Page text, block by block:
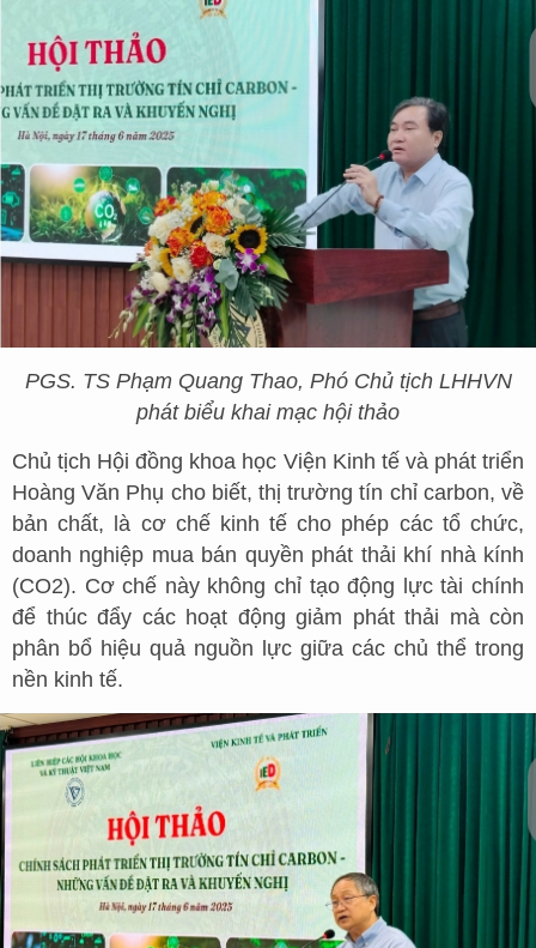
PGS. TS Phạm Quang Thao, Phó Chủ tịch LHHVN
phát biểu khai mạc hội thảo
Chủ tịch Hội đồng khoa học Viện Kinh tế và phát triển
Hoàng Văn Phụ cho biết, thị trường tín chỉ carbon, về
bản chất, là cơ chế kinh tế cho phép các tổ chức,
doanh nghiệp mua bán quyền phát thải khí nhà kính
(CO2). Cơ chế này không chỉ tạo động lực tài chính
để thúc đẩy các hoạt động giảm phát thải mà còn
phân bổ hiệu quả nguồn lực giữa các chủ thể trong
nền kinh tế.